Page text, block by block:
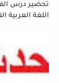
تحضير درس
اللغة العربية